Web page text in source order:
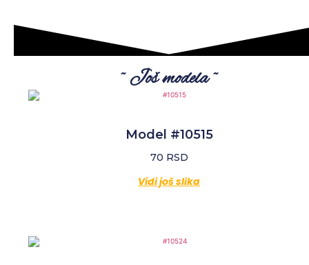
~ Još modela ~
Model #10515
70 RSD
Vidi još slika